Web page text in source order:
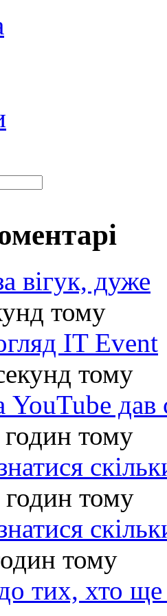
вігук, дуже
тому
IT Event
тому
дав
тому
тому
тому
тих, хто ще